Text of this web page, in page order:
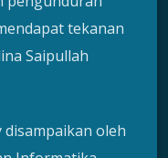
tekanan
Saipullah
disampaikan oleh